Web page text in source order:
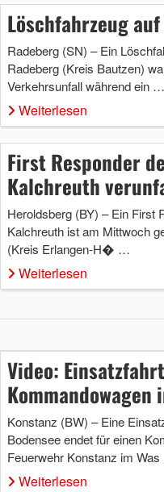
Löschfahrzeug
Radeberg (SN) – Ein
Radeberg (Kreis Bautzen)
Verkehrsunfall während ein …
Weiterlesen
First Responder
Kalchreuth
Heroldsberg (BY) – Ein First
Kalchreuth ist am Mittwoch
(Kreis Erlangen-H� …
Weiterlesen
Video:
Kommandowagen
Konstanz (BW) – Eine
Bodensee endet für einen
Feuerwehr Konstanz im
Weiterlesen